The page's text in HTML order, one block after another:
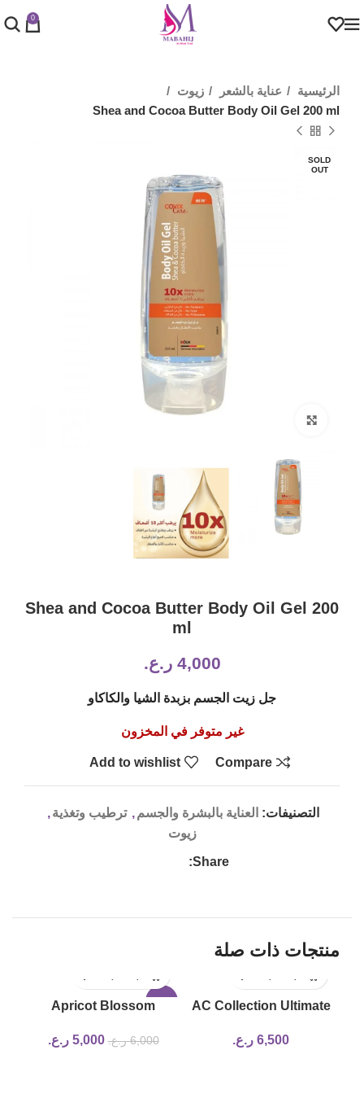
0
الرئيسية عناية بالشعر
زيوت
Shea and Cocoa Butter Body Oil Gel 200 ml
SOLD
OUT
Shea and Cocoa Butter Body Oil Gel 200
ml
4,000 ر.ع.
جل زيت الجسم بزبدة الشيا والكاكاو
غير متوفر في المخزون
Compare
Add to wishlist
التصنيفات: العناية بالبشرة والجسم , ترطيب وتغذية ,
زيوت
Share:
منتجات ذات صلة
AC Collection Ultimate
6,500 ر.ع.
Apricot Blossom
joseon 6,000 ر.ع. 5,000 ر.ع.